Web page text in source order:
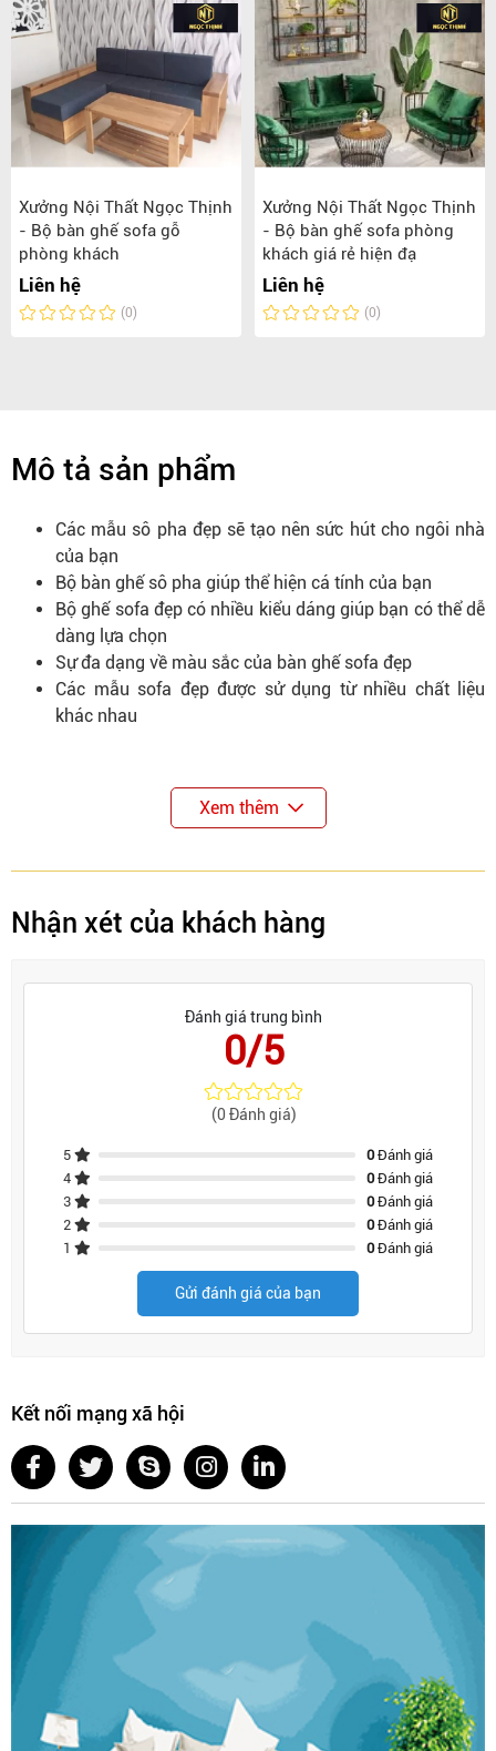
Xưởng Nội Thất Ngọc Thịnh
- Bộ bàn ghế sofa gỗ
phòng khách
Liên hệ
(0)
Xưởng Nội Thất Ngọc Thịnh
- Bộ bàn ghế sofa phòng
khách giá rẻ hiện đạ
Liên hệ
(0)
Mô tả sản phẩm
Các mẫu sô pha đẹp sẽ tạo nên sức hút cho ngôi nhà
của bạn
Bộ bàn ghế sô pha giúp thể hiện cá tính của bạn
Bộ ghế sofa đẹp có nhiều kiểu dáng giúp bạn có thể dễ
dàng lựa chọn
Sự đa dạng về màu sắc của bàn ghế sofa đẹp
Các mẫu sofa đẹp được sử dụng từ nhiều chất liệu
khác nhau
Xem thêm
Nhận xét của khách hàng
Đánh giá trung bình
0/5
(0 Đánh giá)
5 0Đánh giá
4
0Đánh giá
3
0Đánh giá
2
0Đánh giá
1
0Đánh giá
Gửi đánh giá của bạn
Kết nối mạng xã hội